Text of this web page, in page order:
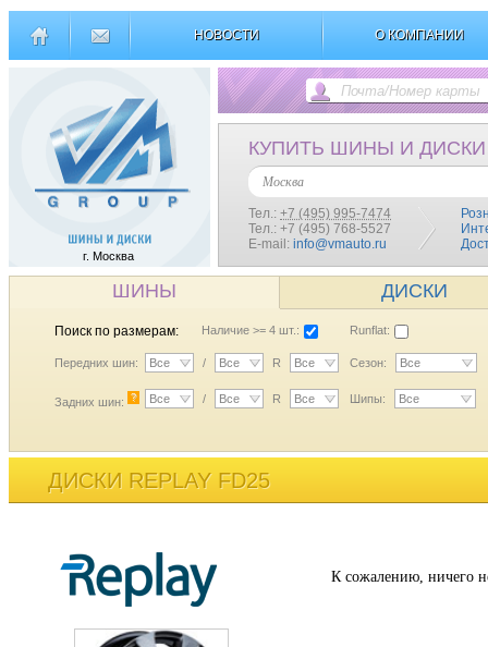
НОВОСТИ О КОМПАНИИ
г. Москва
КУПИТЬ ШИНЫ И ДИСКИ
Москва
Тел.: +7 (495) 995-7474
Тел.: +7 (495) 768-5527
E-mail: info@vmauto.ru
ШИНЫ ДИСКИ
Поиск по размерам: Наличие >= 4 шт.: Runflat:
Передних шин: Все / Все R Все Сезон: Все
Задних шин: ? Все / Все R Все Шипы: Все
ДИСКИ REPLAY FD25
К сожалению, ничего